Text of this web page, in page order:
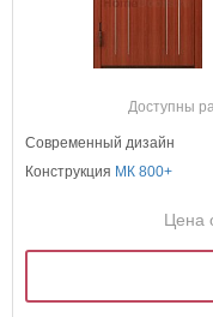
Доступны
Современный дизайн
Конструкция МК 800+
Цена